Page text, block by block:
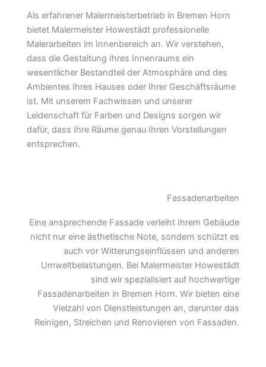
Als erfahrener Malermeisterbetrieb in Bremen Horn
bietet Malermeister Howestädt professionelle
Malerarbeiten im Innenbereich an. Wir verstehen,
dass die Gestaltung Ihres Innenraums ein
wesentlicher Bestandteil der Atmosphäre und des
Ambientes Ihres Hauses oder Ihrer Geschäftsräume
ist. Mit unserem Fachwissen und unserer
Leidenschaft für Farben und Designs sorgen wir
dafür, dass Ihre Räume genau Ihren Vorstellungen
entsprechen.
Fassadenarbeiten
Eine ansprechende Fassade verleiht Ihrem Gebäude
nicht nur eine ästhetische Note, sondern schützt es
auch vor Witterungseinflüssen und anderen
Umweltbelastungen. Bei Malermeister Howestädt
sind wir spezialisiert auf hochwertige
Fassadenarbeiten in Bremen Horn. Wir bieten eine
Vielzahl von Dienstleistungen an, darunter das
Reinigen, Streichen und Renovieren von Fassaden.